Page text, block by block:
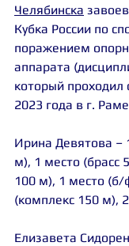
Челябинска
Кубка России по
поражением
аппарата
который проходил
2023 года в г.
Ирина Девятова –
м), 1 место (брасс
100 м), 1 место
(комплекс 150 м),
Елизавета